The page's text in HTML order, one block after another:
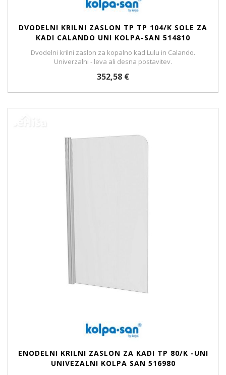
DVODELNI KRILNI ZASLON TP TP 104/K SOLE ZA
KADI CALANDO UNI KOLPA-SAN 514810
Dvodelni krilni zaslon za kopalno kad Lulu in Calando.
Univerzalni - leva ali desna postavitev.
352,58 €
ENODELNI KRILNI ZASLON ZA KADI TP 80/K -UNI
UNIVEZALNI KOLPA SAN 516980